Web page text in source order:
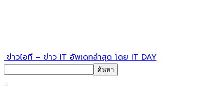
ข่าวไอที – ข่าว IT อัพเดทล่าสุด โดย IT DAY